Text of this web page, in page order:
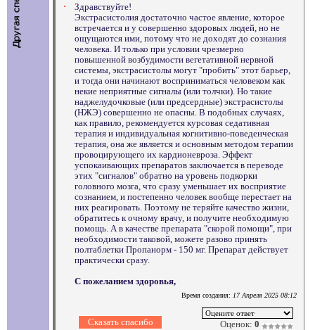
Здравствуйте!
Экстрасистолия достаточно частое явление, которое
встречается и у совершенно здоровых людей, но не
ощущаются ими, потому что не доходят до сознания
человека. И только при условии чрезмерно
повышенной возбудимости вегетативной нервной
системы, экстрасистолы могут "пробить" этот барьер,
и тогда они начинают восприниматься человеком как
некие неприятные сигналы (или толчки). Но такие
наджелудочковые (или предсердные) экстрасистолы
(НЖЭ) совершенно не опасны. В подобных случаях,
как правило, рекомендуется курсовая седативная
терапия и индивидуальная когнитивно-поведенческая
терапия, она же является и основным методом терапии
провоцирующего их кардионевроза. Эффект
успокаивающих препаратов заключается в переводе
этих "сигналов" обратно на уровень подкорки
головного мозга, что сразу уменьшает их восприятие
сознанием, и постепенно человек вообще перестает на
них реагировать. Поэтому не теряйте качество жизни,
обратитесь к очному врачу, и получите необходимую
помощь. А в качестве препарата "скорой помощи", при
необходимости таковой, можете разово принять
полтаблетки Пропанорм - 150 мг. Препарат действует
практически сразу.
С пожеланием здоровья,
Время создания: 17 Апреля 2025 08:12
Оценок: 0